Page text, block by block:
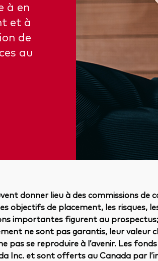
à en
et à
de
au
donner lieu à des commissions de
objectifs de placement, les risques,
importantes figurent au
ne sont pas garantis, leur valeur
pas se reproduire à l’avenir. Les
Inc. et sont offerts au Canada par